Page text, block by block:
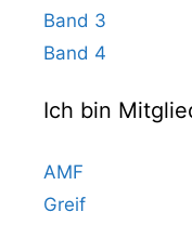
Band 3
Band 4
Ich bin
AMF
Greif